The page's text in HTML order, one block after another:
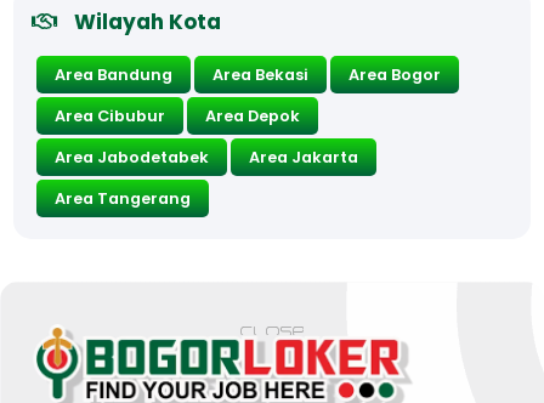
Wilayah Kota
Area Bandung Area Bekasi
Area Bogor
Area Cibubur
Area Depok
Area Jabodetabek
Area Jakarta
Area Tangerang